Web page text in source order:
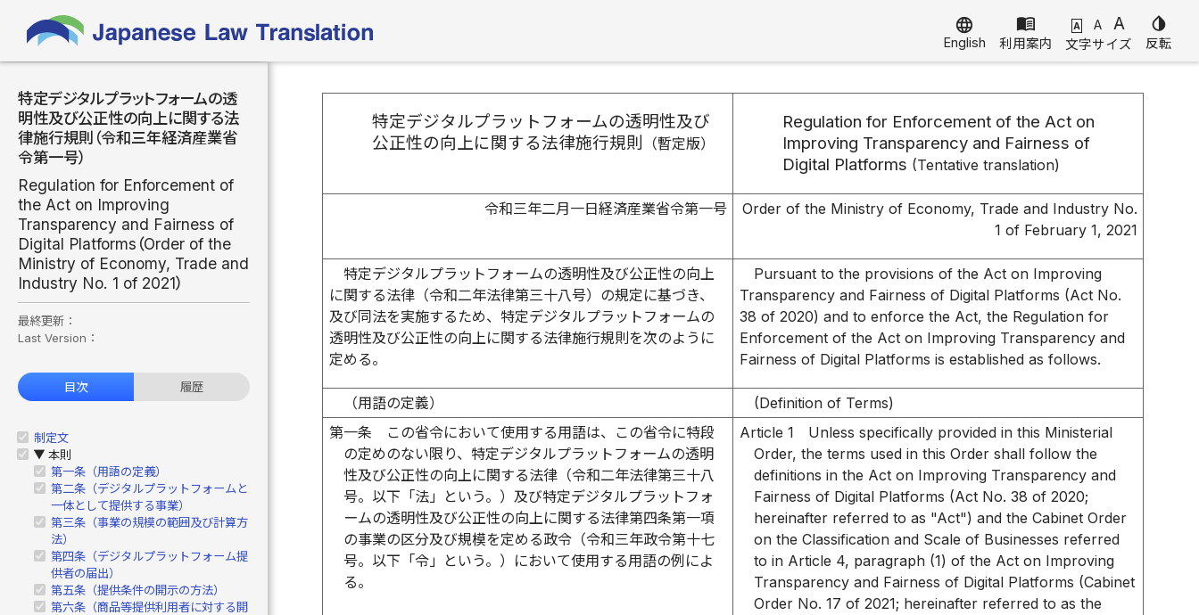
language
English
menu_book
利用案内
A A A
文字サイズ
invert_colors
反転
特定デジタルプラットフォームの透
明性及び公正性の向上に関する法
律施行規則（令和三年経済産業省
令第一号）
Regulation for Enforcement of
the Act on Improving
Transparency and Fairness of
Digital Platforms（Order of the
Ministry of Economy, Trade and
Industry No. 1 of 2021）
最終更新：
Last Version：
目次 履歴
制定文
▶ 本則
第一条（用語の定義）
第二条（デジタルプラットフォームと
一体として提供する事業）
第三条（事業の規模の範囲及び計算方
法）
第四条（デジタルプラットフォーム提
供者の届出）
第五条（提供条件の開示の方法）
第六条（商品等提供利用者に対する開
特定デジタルプラットフォームの透明性及び
公正性の向上に関する法律施行規則
（暫定版）
Regulation for Enforcement of the Act on
Improving Transparency and Fairness of
Digital Platforms (Tentative translation)
令和三年二月一日経済産業省令第一号
Order of the Ministry of Economy, Trade and Industry No.
1 of February 1, 2021
特定デジタルプラットフォームの透明性及び公正性の向上
に関する法律（令和二年法律第三十八号）の規定に基づき、
及び同法を実施するため、特定デジタルプラットフォームの
透明性及び公正性の向上に関する法律施行規則を次のように
定める。
Pursuant to the provisions of the Act on Improving
Transparency and Fairness of Digital Platforms (Act No.
38 of 2020) and to enforce the Act, the Regulation for
Enforcement of the Act on Improving Transparency and
Fairness of Digital Platforms is established as follows.
（用語の定義）
(Definition of Terms)
第一条
この省令において使用する用語は、この省令に特段
の定めのない限り、特定デジタルプラットフォームの透明
性及び公正性の向上に関する法律（令和二年法律第三十八
号。以下「法」という。）及び特定デジタルプラットフォ
ームの透明性及び公正性の向上に関する法律第四条第一項
の事業の区分及び規模を定める政令（令和三年政令第十七
号。以下「令」という。）において使用する用語の例によ
る。
Article 1
Unless specifically provided in this Ministerial
Order, the terms used in this Order shall follow the
definitions in the Act on Improving Transparency and
Fairness of Digital Platforms (Act No. 38 of 2020;
hereinafter referred to as "Act") and the Cabinet Order
on the Classification and Scale of Businesses referred
to in Article 4, paragraph (1) of the Act on Improving
Transparency and Fairness of Digital Platforms (Cabinet
Order No. 17 of 2021; hereinafter referred to as the